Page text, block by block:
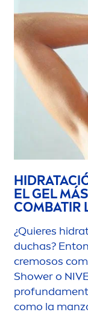
EL GEL
COMBATIR
¿Quieres
duchas?
cremosos
Shower o
profundamen
como la